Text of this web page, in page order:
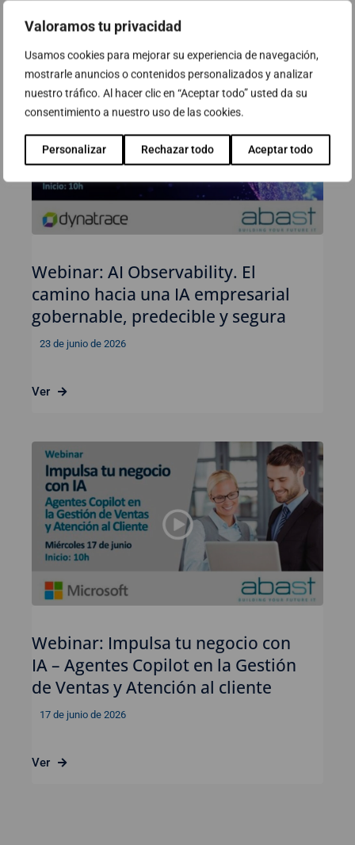
Valoramos tu privacidad
Usamos cookies para mejorar su experiencia de navegación,
mostrarle anuncios o contenidos personalizados y analizar
nuestro tráfico. Al hacer clic en “Aceptar todo” usted da su
consentimiento a nuestro uso de las cookies.
Personalizar Rechazar todo Aceptar todo
Ver
Webinar: AI Observability. El
camino hacia una IA empresarial
gobernable, predecible y segura
23 de junio de 2026
Ver
Webinar: Impulsa tu negocio con
IA – Agentes Copilot en la Gestión
de Ventas y Atención al cliente
17 de junio de 2026
Ver